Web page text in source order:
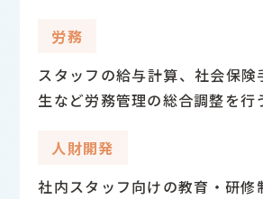
労務
スタッフの給与計算、社会保険
生など労務管理の総合調整を行
人財開発
社内スタッフ向けの教育・研修